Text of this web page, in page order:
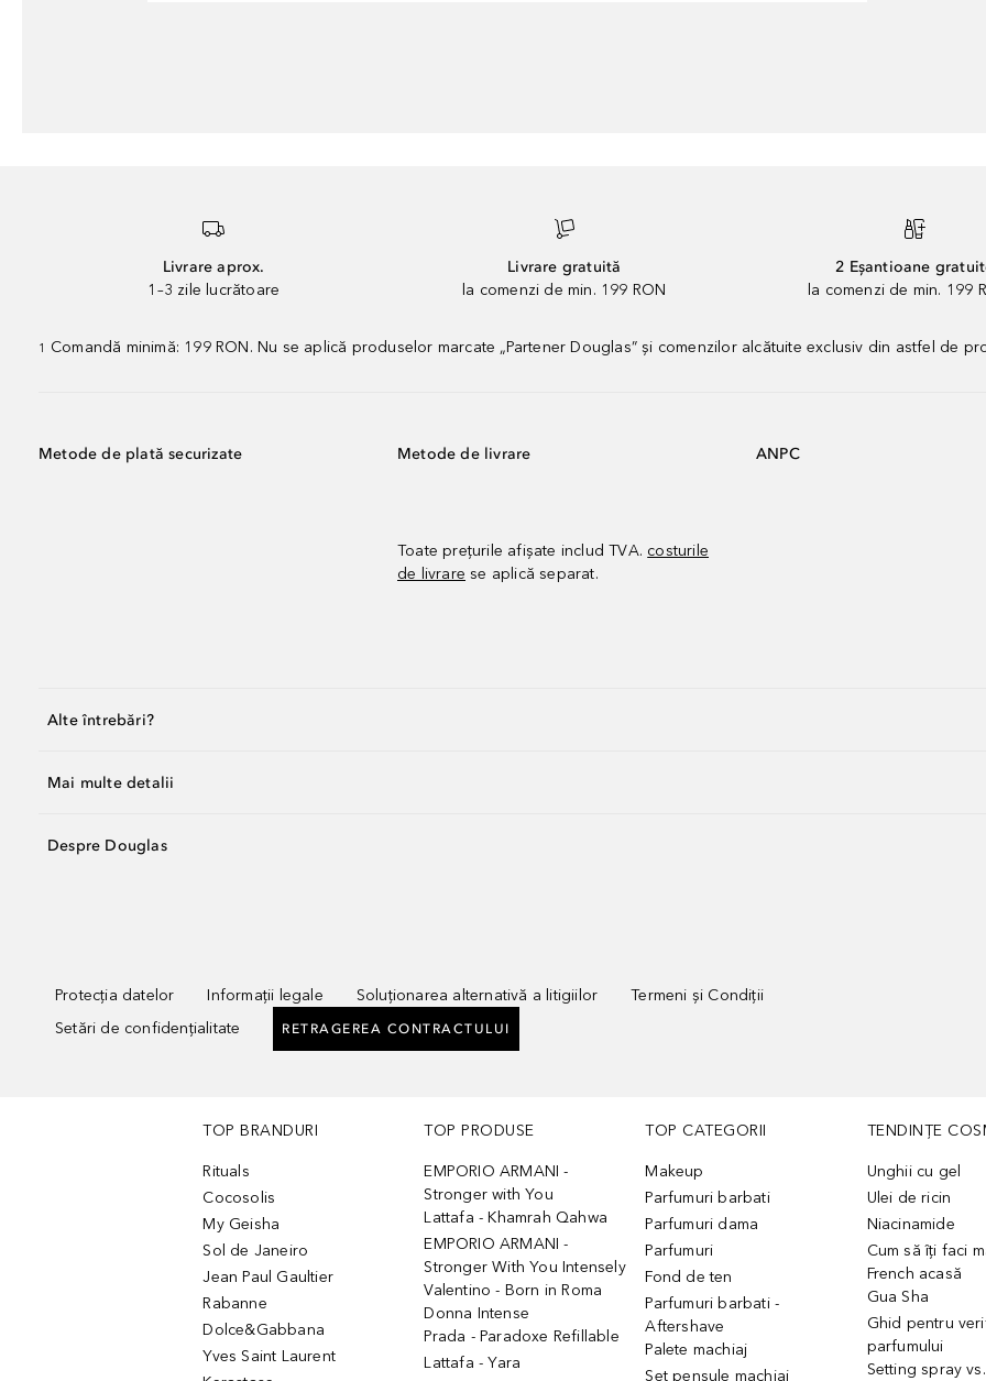
Livrare aprox.
1–3 zile lucrătoare
Livrare gratuită
la comenzi de min. 199 RON
2 Eșantioane
la comenzi de min. 199
1 Comandă minimă: 199 RON. Nu se aplică produselor marcate „Partener Douglas” și comenzilor alcătuite exclusiv din astfel de
Metode de plată securizate Metode de livrare
Toate prețurile afișate includ TVA. costurile
de livrare se aplică separat.
ANPC
Alte întrebări?
Mai multe detalii
Despre Douglas
Protecția datelor Informații legale Soluționarea alternativă a litigiilor
Termeni și Condiții
Setări de confidențialitate
RETRAGEREA CONTRACTULUI
TOP BRANDURI
Rituals
Cocosolis
My Geisha
Sol de Janeiro
Jean Paul Gaultier
Rabanne
Dolce&Gabbana
Yves Saint Laurent
TOP PRODUSE
EMPORIO ARMANI -
Stronger with You
Lattafa - Khamrah Qahwa
EMPORIO ARMANI -
Stronger With You Intensely
Valentino - Born in Roma
Donna Intense
Prada - Paradoxe Refillable
Lattafa - Yara
TOP CATEGORII
Makeup
Parfumuri barbati
Parfumuri dama
Parfumuri
Fond de ten
Parfumuri barbati -
Aftershave
Palete machiaj
Set pensule machiaj
TENDINȚE
Unghii cu gel
Ulei de ricin
Niacinamide
Cum să îți faci
French acasă
Gua Sha
Ghid pentru
parfumului
Setting spray